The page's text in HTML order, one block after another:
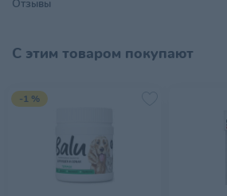
Отзывы
С этим товаром покупают
-1 %